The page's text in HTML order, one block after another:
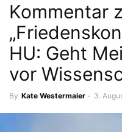
Kommentar
HU: Geht
vor
By Kate Westermaier - 3.